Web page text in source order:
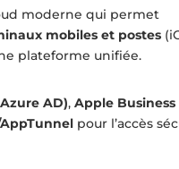
moderne qui permet
mobiles et postes
plateforme unifiée.
AD),Apple Business
pour l’accès